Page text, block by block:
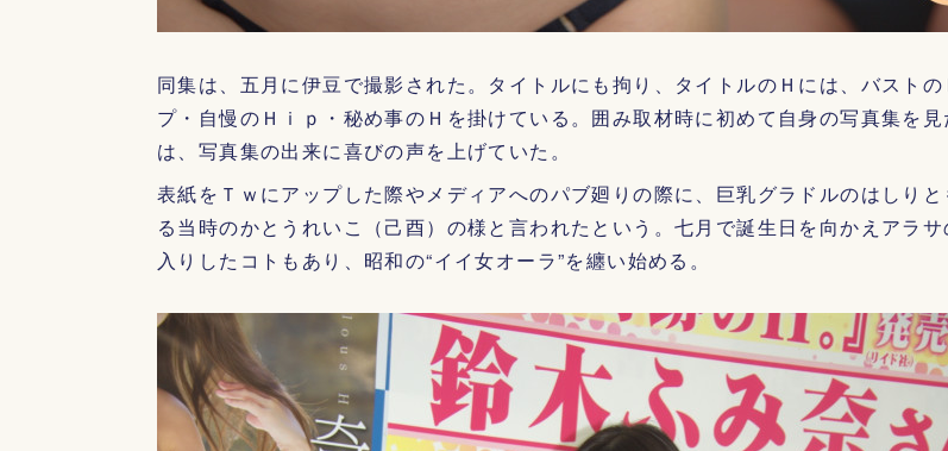
同集は、五月に伊豆で撮影された。タイトルにも拘り、タイトルのＨには、バストの
プ・自慢のＨｉｐ・秘め事のＨを掛けている。囲み取材時に初めて自身の写真集を見
は、写真集の出来に喜びの声を上げていた。
表紙をＴｗにアップした際やメディアへのパブ廻りの際に、巨乳グラドルのはしりと
る当時のかとうれいこ（己酉）の様と言われたという。七月で誕生日を向かえアラサ
入りしたコトもあり、昭和の“イイ女オーラ”を纏い始める。